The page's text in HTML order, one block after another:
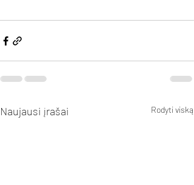
Naujausi įrašai Rodyti viską